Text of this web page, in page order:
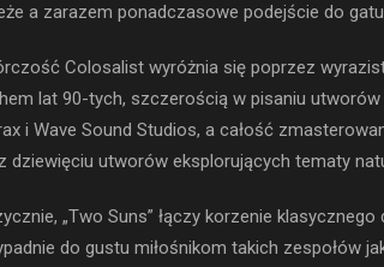
a zarazem ponadczasowe podejście do
Colosalist wyróżnia się poprzez
lat 90-tych, szczerością w pisaniu
i Wave Sound Studios, a całość
dziewięciu utworów eksplorujących tematy
„Two Suns” łączy korzenie
do gustu miłośnikom takich zespołów